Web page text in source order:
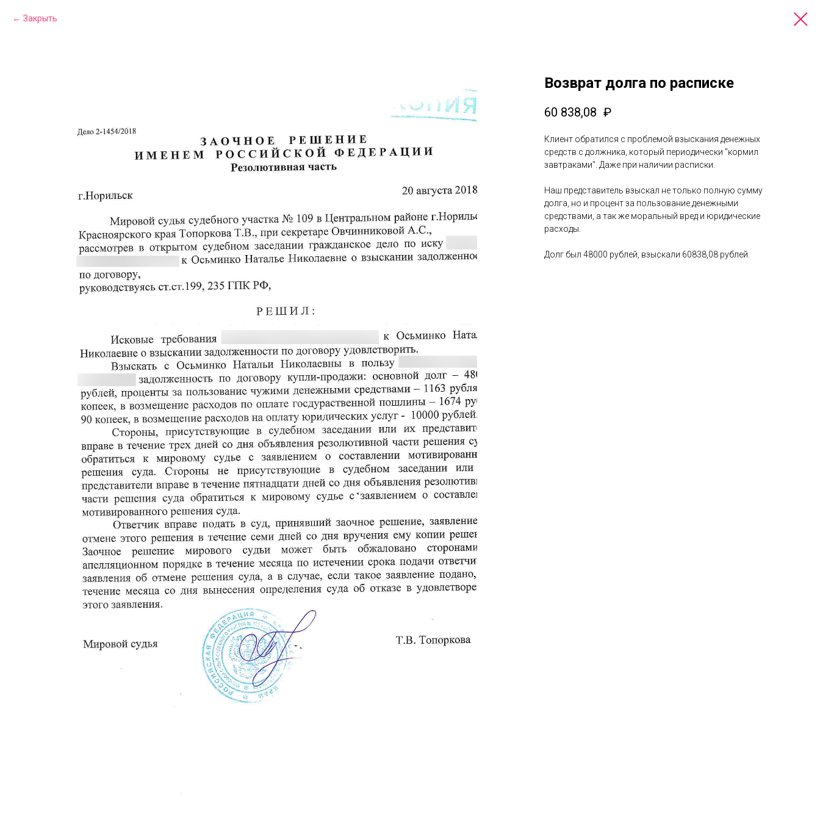
Закрыть
Возврат долга по расписке
60 838,08 ₽
Клиент обратился с проблемой взыскания денежных
средств с должника, который периодически "кормил
завтраками". Даже при наличии расписки.
Наш представитель взыскал не только полную сумму
долга, но и процент за пользование денежными
средствами, а так же моральный вред и юридические
расходы.
Долг был 48000 рублей, взыскали 60838,08 рублей.